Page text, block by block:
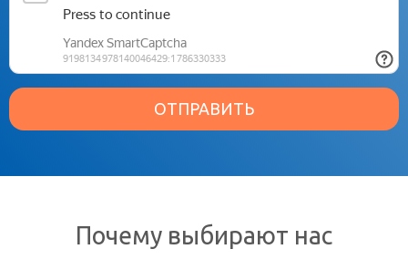
ОТПРАВИТЬ
Почему выбирают нас